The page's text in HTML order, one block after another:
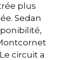
plus
Sedan
circuit a